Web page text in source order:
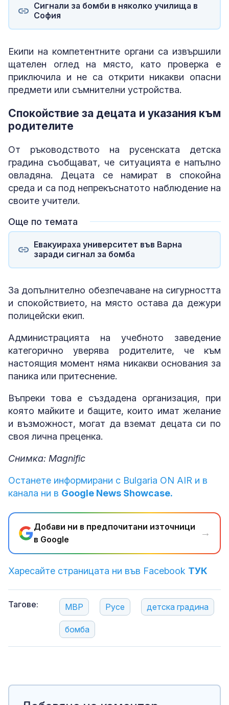
Сигнали за бомби в няколко училища в
София
Екипи на компетентните органи са извършили
щателен оглед на място, като проверка е
приключила и не са открити никакви опасни
предмети или съмнителни устройства.
Спокойствие за децата и указания към
родителите
От ръководството на русенската детска
градина съобщават, че ситуацията е напълно
овладяна. Децата се намират в спокойна
среда и са под непрекъснатото наблюдение на
своите учители.
Още по темата
Евакуираха университет във Варна
заради сигнал за бомба
За допълнително обезпечаване на сигурността
и спокойствието, на място остава да дежури
полицейски екип.
Администрацията на учебното заведение
категорично уверява родителите, че към
настоящия момент няма никакви основания за
паника или притеснение.
Въпреки това е създадена организация, при
която майките и бащите, които имат желание
и възможност, могат да вземат децата си по
своя лична преценка.
Снимка: Magnific
Останете информирани с Bulgaria ON AIR и в
канала ни в Google News Showcase.
Добави ни в предпочитани източници
в Google
→
Харесайте страницата ни във Facebook ТУК
Тагове: МВР Русе детска градина
бомба